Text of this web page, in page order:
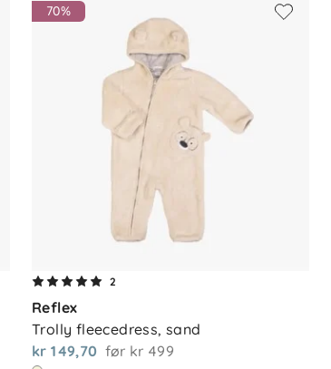
70%
2
Reflex
Trolly fleecedress, sand
kr 149,70 før kr 499